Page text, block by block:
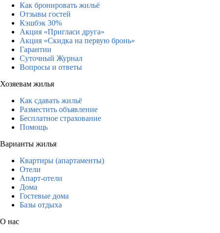
Как бронировать жильё
Отзывы гостей
Кэшбэк 30%
Акция «Пригласи друга»
Акция «Скидка на первую бронь»
Гарантии
Суточный Журнал
Вопросы и ответы
Хозяевам жилья
Как сдавать жильё
Разместить объявление
Бесплатное страхование
Помощь
Варианты жилья
Квартиры (апартаменты)
Отели
Апарт-отели
Дома
Гостевые дома
Базы отдыха
О нас